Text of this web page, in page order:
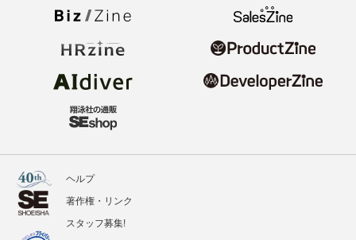
ヘルプ
著作権・リンク
スタッフ募集!